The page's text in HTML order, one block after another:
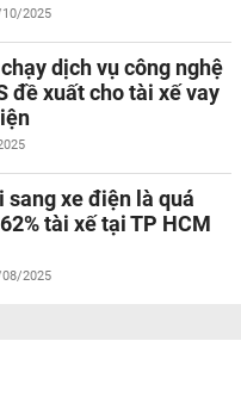
10/2025
dịch vụ công nghệ
đề xuất cho tài xế vay
sang xe điện là quá
tài xế tại TP HCM
08/2025